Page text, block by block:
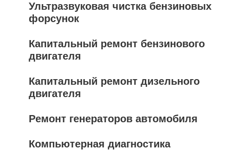
Ультразвуковая чистка бензиновых
форсунок
Капитальный ремонт бензинового
двигателя
Капитальный ремонт дизельного
двигателя
Ремонт генераторов автомобиля
Компьютерная диагностика